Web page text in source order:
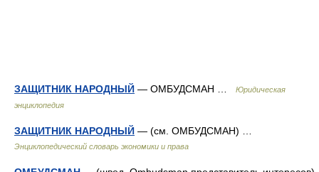
ЗАЩИТНИК НАРОДНЫЙ — ОМБУДСМАН …
Юридическая
энциклопедия
ЗАЩИТНИК НАРОДНЫЙ — (см. ОМБУДСМАН) …
Энциклопедический словарь экономики и права